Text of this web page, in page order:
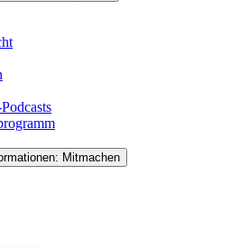
Mitmachen